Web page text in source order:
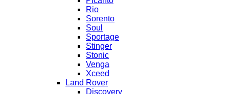
Rio
Sorento
Soul
Sportage
Stinger
Stonic
Venga
Xceed
Land Rover
Discovery